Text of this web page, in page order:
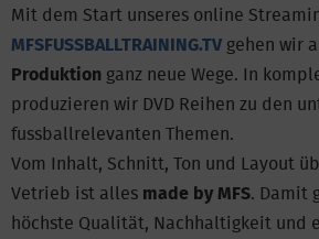
Mit dem Start unseres online
MFSFUSSBALLTRAINING.TV gehen wir
Produktion ganz neue Wege. In
produzieren wir DVD Reihen zu den
fussballrelevanten Themen.
Vom Inhalt, Schnitt, Ton und Layout
Vetrieb ist alles made by MFS. Damit
höchste Qualität, Nachhaltigkeit und